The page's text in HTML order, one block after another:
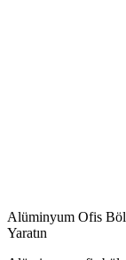
Alüminyum Ofis
Yaratın